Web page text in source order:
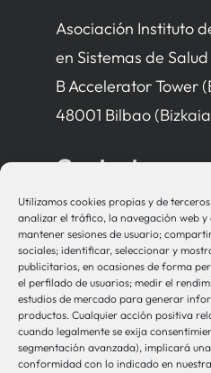
Utilizamos cookies propias y de
analizar el tráfico, la navegación web
mantener sesiones de usuario;
sociales; identificar, seleccionar y
publicitarios, en ocasiones de forma
el perfilado de usuarios; medir el
estudios de mercado para generar
productos. Cualquier acción positiva
cuando legalmente se exija
segmentación avanzada), implicará
conformidad con lo indicado en
Asociación Instituto
en Sistemas de
B Accelerator Tower
48001 Bilbao
Contacto
bio-
944 00 77 90
Otros Enlaces